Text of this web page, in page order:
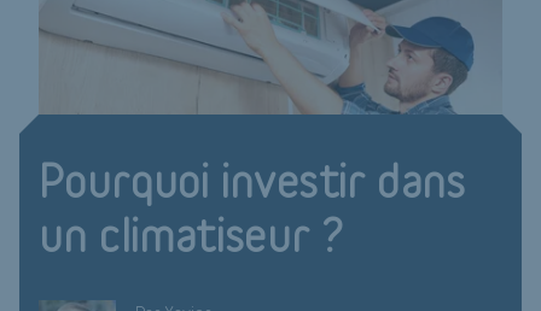
Pourquoi investir dans
un climatiseur ?